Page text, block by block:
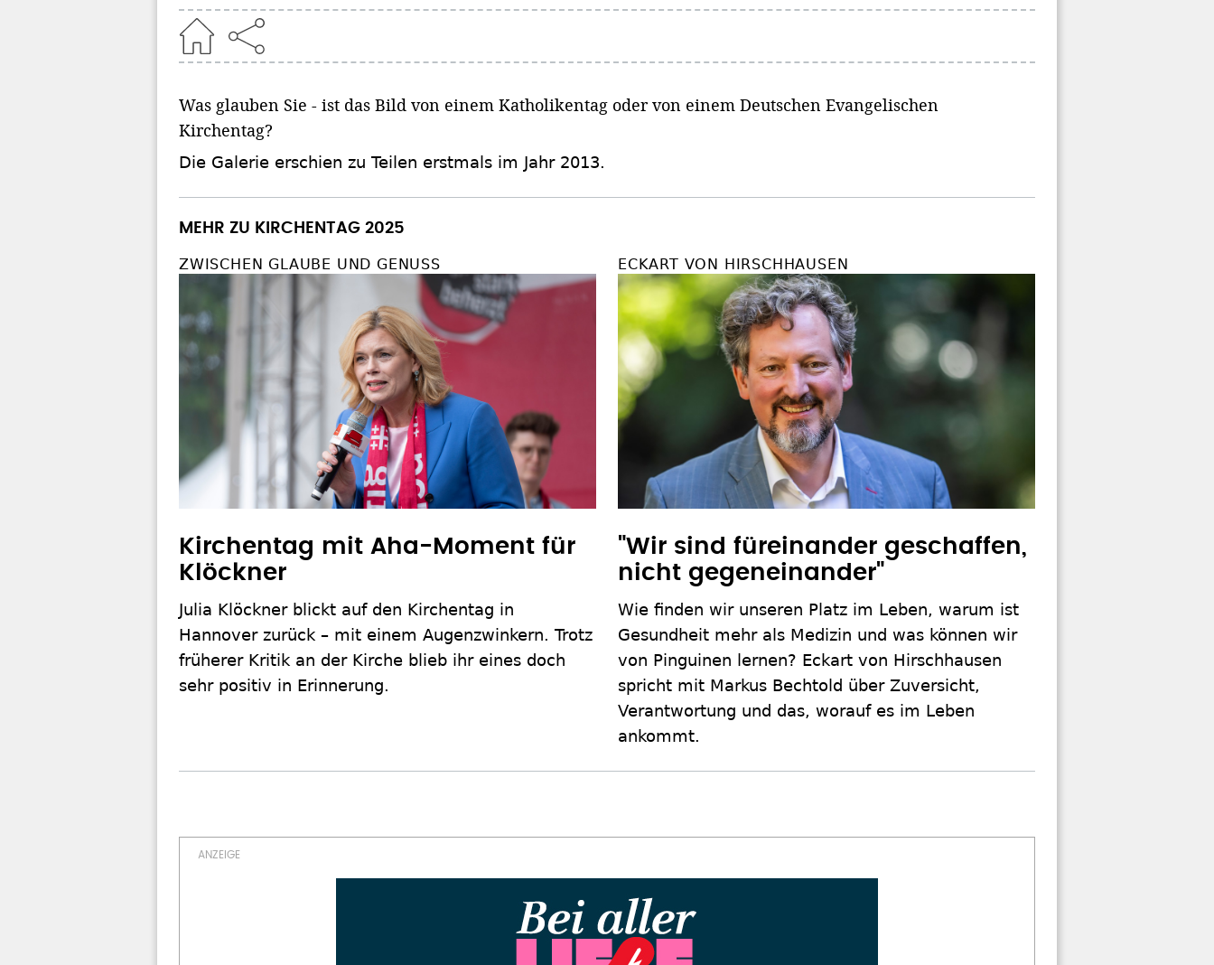
Was glauben Sie - ist das Bild von einem Katholikentag oder von einem Deutschen Evangelischen
Kirchentag?
Die Galerie erschien zu Teilen erstmals im Jahr 2013.
MEHR ZU KIRCHENTAG 2025
ZWISCHEN GLAUBE UND GENUSS
Kirchentag mit Aha-Moment für
Klöckner
Julia Klöckner blickt auf den Kirchentag in
Hannover zurück – mit einem Augenzwinkern. Trotz
früherer Kritik an der Kirche blieb ihr eines doch
sehr positiv in Erinnerung.
ECKART VON HIRSCHHAUSEN
"Wir sind füreinander geschaffen,
nicht gegeneinander"
Wie finden wir unseren Platz im Leben, warum ist
Gesundheit mehr als Medizin und was können wir
von Pinguinen lernen? Eckart von Hirschhausen
spricht mit Markus Bechtold über Zuversicht,
Verantwortung und das, worauf es im Leben
ankommt.